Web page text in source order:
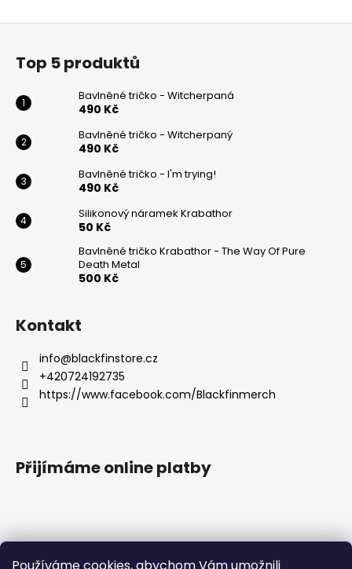
Z
Top 5 produktů
Bavlněné tričko - Witcherpaná
490 Kč
Bavlněné tričko - Witcherpaný
490 Kč
Bavlněné tričko - I'm trying!
490 Kč
Silikonový náramek Krabathor
50 Kč
Bavlněné tričko Krabathor - The Way Of Pure
Death Metal
500 Kč
Kontakt
info@blackfinstore.cz
+420724192735
https://www.facebook.com/Blackfinmerch
Přijímáme online platby